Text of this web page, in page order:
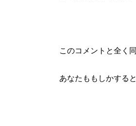
このコメントと全く
あなたももしかする